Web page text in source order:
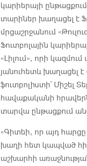
կարիերայի
տարիներ խաղացել է
մրցաշրջանում
Ֆուտբոլային
«Լիլում», որի
յանուհետև խաղացել է
ֆուտբոլիստի՝ Միշել
հավաքականի
տարվա ընթացքում
«Գիտեի, որ այդ
խաղի հետ կապված
աշխարհի